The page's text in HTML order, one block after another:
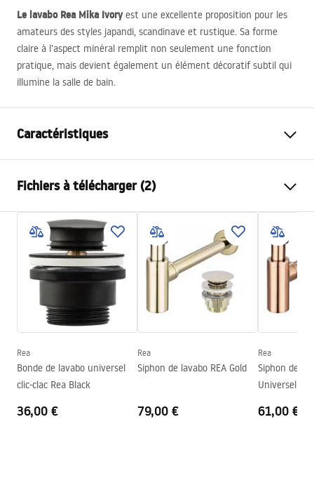
Le lavabo Rea Mika Ivoryest une excellente proposition pour les
amateurs des styles japandi, scandinave et rustique. Sa forme
claire à l’aspect minéral remplit non seulement une fonction
pratique, mais devient également un élément décoratif subtil qui
illumine la salle de bain.
Caractéristiques
Matériel
composite)
Couleur
Noir , Aspect pierre
Finition
Mat
Longueur
500
Hauteur
Forme
Ovale
Trou de robinet
Trou de débordement
Non
Fichiers à télécharger (2)
Instructions de montage
Basin.pdf
Warranty_Terms_and_Conditions_Basins_-_5.pdf
Rea
Bonde de lavabo universel
clic-clac Rea Black
36,00 €
Rea
Siphon de lavabo REA Gold
79,00 €
Rea
Siphon de
Universel
61,00 €